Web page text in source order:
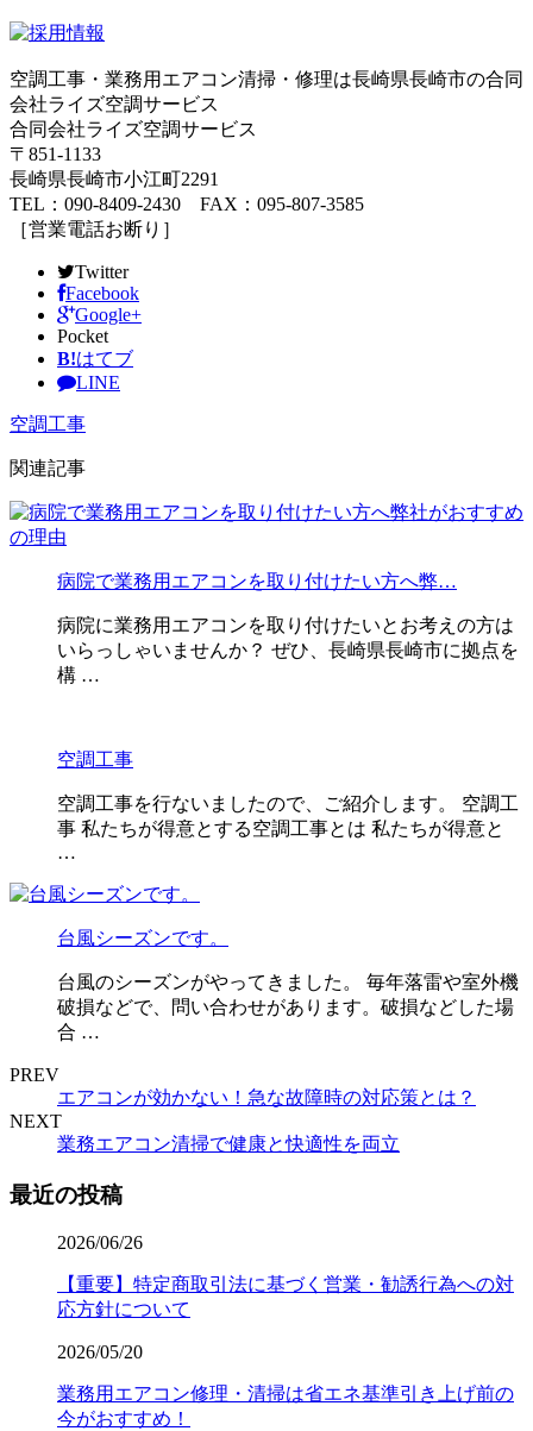
空調工事・業務用エアコン清掃・修理は長崎県長崎市の合同
会社ライズ空調サービス
合同会社ライズ空調サービス
〒851-1133
長崎県長崎市小江町2291
TEL：090-8409-2430 FAX：095-807-3585
［営業電話お断り］
Twitter
Facebook
Google+
Pocket
B!はてブ
LINE
空調工事
関連記事
病院で業務用エアコンを取り付けたい方へ弊…
病院に業務用エアコンを取り付けたいとお考えの方は
いらっしゃいませんか？ ぜひ、長崎県長崎市に拠点を
構 …
空調工事
空調工事を行ないましたので、ご紹介します。 空調工
事 私たちが得意とする空調工事とは 私たちが得意と
…
台風シーズンです。
台風のシーズンがやってきました。 毎年落雷や室外機
破損などで、問い合わせがあります。破損などした場
合 …
PREV
エアコンが効かない！急な故障時の対応策とは？
NEXT
業務エアコン清掃で健康と快適性を両立
最近の投稿
2026/06/26
【重要】特定商取引法に基づく営業・勧誘行為への対
応方針について
2026/05/20
業務用エアコン修理・清掃は省エネ基準引き上げ前の
今がおすすめ！